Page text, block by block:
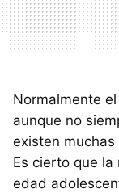
Normalmente
aunque no
existen
Es cierto que
edad